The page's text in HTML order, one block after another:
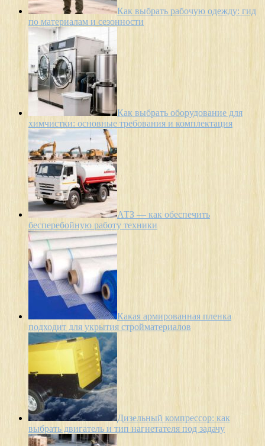
Как выбрать рабочую одежду: гид
по материалам и сезонности
Как выбрать оборудование для
химчистки: основные требования и комплектация
АТЗ — как обеспечить
бесперебойную работу техники
Какая армированная пленка
подходит для укрытия стройматериалов
Дизельный компрессор: как
выбрать двигатель и тип нагнетателя под задачу